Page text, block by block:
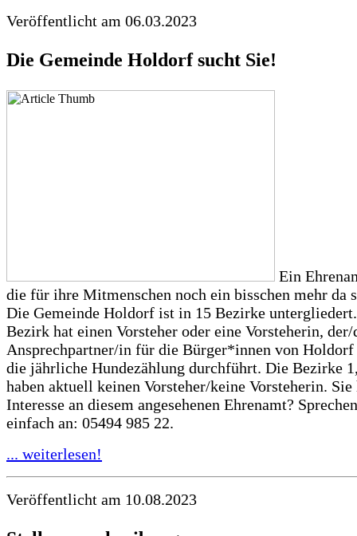
Veröffentlicht am 06.03.2023
Die Gemeinde Holdorf sucht Sie!
Ein
die für ihre Mitmenschen noch ein bisschen mehr da
Die Gemeinde Holdorf ist in 15 Bezirke
Bezirk hat einen Vorsteher oder eine Vorsteherin,
Ansprechpartner/in für die Bürger*innen von Holdorf
die jährliche Hundezählung durchführt. Die Bezirke
haben aktuell keinen Vorsteher/keine Vorsteherin. Sie
Interesse an diesem angesehenen Ehrenamt?
einfach an: 05494 985 22.
... weiterlesen!
Veröffentlicht am 10.08.2023